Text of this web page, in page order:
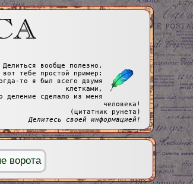
Делиться вообще полезно.
вот тебе простой пример:
то я был всего двумя
клетками,
деление сделало из меня
человека!
(цитатник рунета)
Делитесь своей информацией!
ворота